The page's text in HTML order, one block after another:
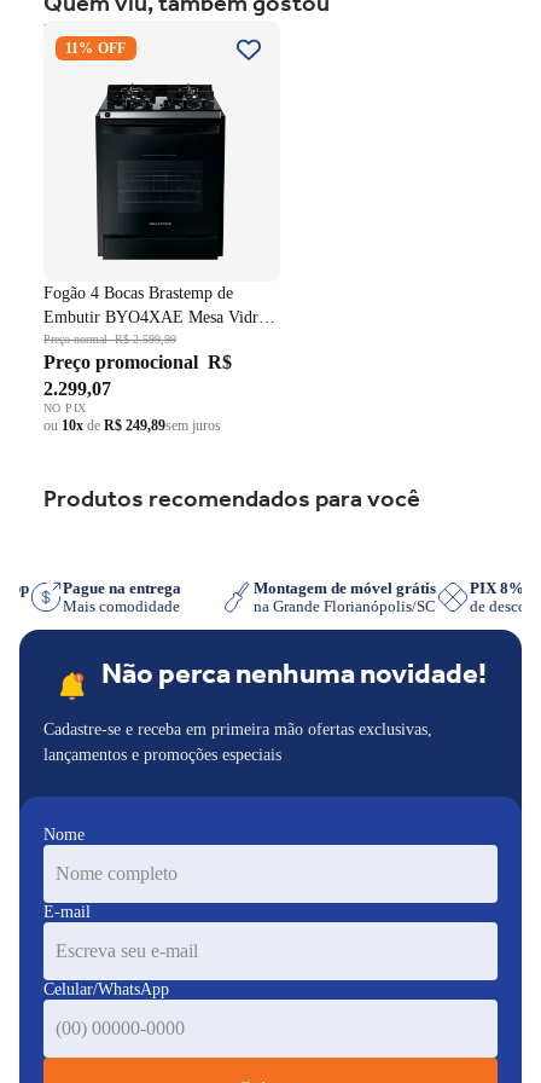
Fogão 4 Bocas Brastemp de
Embutir BYO4XAE Mesa
Fundido Dupla Chama Preto
11% OFF
Fogão 4 Bocas Brastemp de
Embutir BYO4XAE Mesa Vidro
Grade em Ferro Fundido Dupla
Chama Preto Bivolt
Preço normalR$ 2.599,99
Preço promocional R$
2.299,07
NO PIX
ou 10x de R$ 249,89sem juros
Produtos recomendados para você
Pague na entrega
Mais comodidade
Montagem de móvel grátis
na Grande Florianópolis/SC
PIX 8%
de
Não perca nenhuma novidade!
Cadastre-se e receba em primeira mão ofertas exclusivas,
lançamentos e promoções especiais
Nome
E-mail
Celular/WhatsApp